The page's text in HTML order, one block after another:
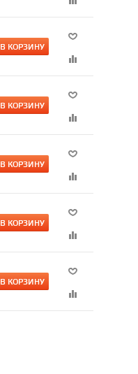
В КОРЗИНУ
В КОРЗИНУ
В КОРЗИНУ
В КОРЗИНУ
В КОРЗИНУ